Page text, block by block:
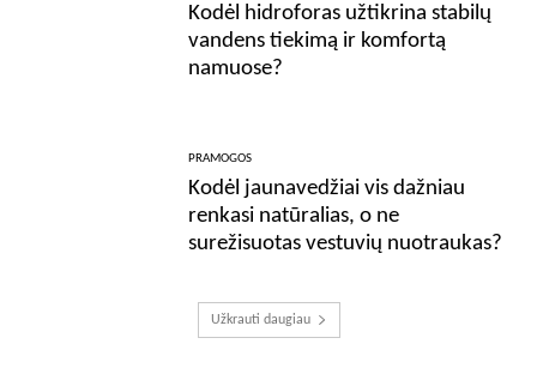
Kodėl hidroforas užtikrina stabilų
vandens tiekimą ir komfortą
namuose?
PRAMOGOS
Kodėl jaunavedžiai vis dažniau
renkasi natūralias, o ne
surežisuotas vestuvių nuotraukas?
Užkrauti daugiau